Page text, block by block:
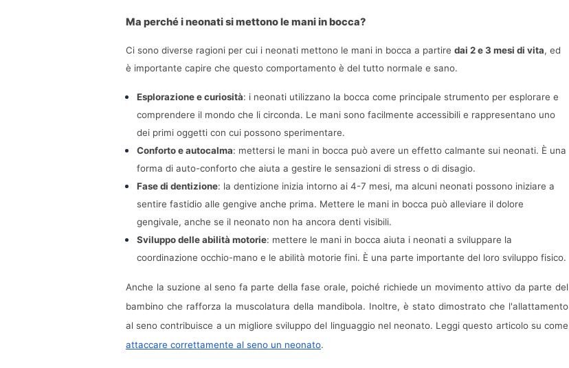
Ma perché i neonati si mettono le mani in bocca?
Ci sono diverse ragioni per cui i neonati mettono le mani in bocca a partire dai 2 e 3 mesi di vita, ed
è importante capire che questo comportamento è del tutto normale e sano.
Esplorazione e curiosità: i neonati utilizzano la bocca come principale strumento per esplorare e
comprendere il mondo che li circonda. Le mani sono facilmente accessibili e rappresentano uno
dei primi oggetti con cui possono sperimentare.
Conforto e autocalma: mettersi le mani in bocca può avere un effetto calmante sui neonati. È una
forma di auto-conforto che aiuta a gestire le sensazioni di stress o di disagio.
Fase di dentizione: la dentizione inizia intorno ai 4-7 mesi, ma alcuni neonati possono iniziare a
sentire fastidio alle gengive anche prima. Mettere le mani in bocca può alleviare il dolore
gengivale, anche se il neonato non ha ancora denti visibili.
Sviluppo delle abilità motorie: mettere le mani in bocca aiuta i neonati a sviluppare la
coordinazione occhio-mano e le abilità motorie fini. È una parte importante del loro sviluppo fisico.
Anche la suzione al seno fa parte della fase orale, poiché richiede un movimento attivo da parte del
bambino che rafforza la muscolatura della mandibola. Inoltre, è stato dimostrato che l'allattamento
attaccare correttamente al seno un neonato.